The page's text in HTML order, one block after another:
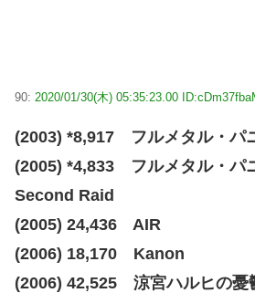
90: 2020/01/30(木) 05:35:23.00
(2003) *8,917 フルメタル・パ
(2005) *4,833 フルメタル・パ
Second Raid
(2005) 24,436 AIR
(2006) 18,170 Kanon
(2006) 42,525 涼宮ハルヒの憂